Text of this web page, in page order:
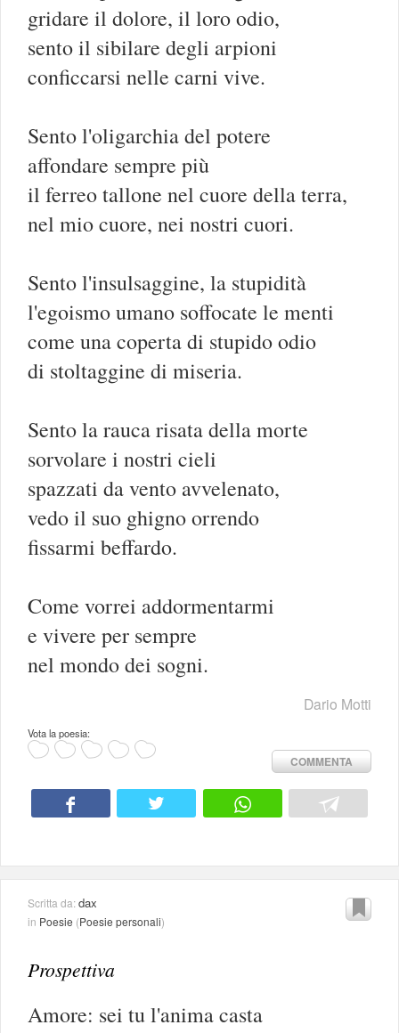
gridare il dolore, il loro odio,
sento il sibilare degli arpioni
conficcarsi nelle carni vive.
Sento l'oligarchia del potere
affondare sempre più
il ferreo tallone nel cuore della terra,
nel mio cuore, nei nostri cuori.
Sento l'insulsaggine, la stupidità
l'egoismo umano soffocate le menti
come una coperta di stupido odio
di stoltaggine di miseria.
Sento la rauca risata della morte
sorvolare i nostri cieli
spazzati da vento avvelenato,
vedo il suo ghigno orrendo
fissarmi beffardo.
Come vorrei addormentarmi
e vivere per sempre
nel mondo dei sogni.
Dario Motti
Vota la poesia:
COMMENTA
Scritta da:dax
in Poesie (Poesie personali)
Prospettiva
Amore: sei tu l'anima casta